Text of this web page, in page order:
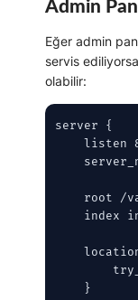
Admin
Eğer admin
servis
olabilir:
server {
listen
root /
index
    }